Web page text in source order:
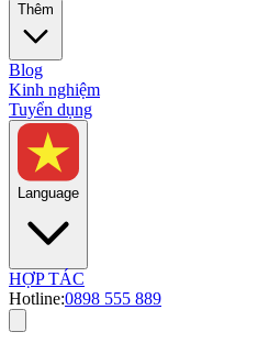
Thêm
Blog
Kinh nghiệm
Tuyển dụng
Language
HỢP TÁC
Hotline:0898 555 889